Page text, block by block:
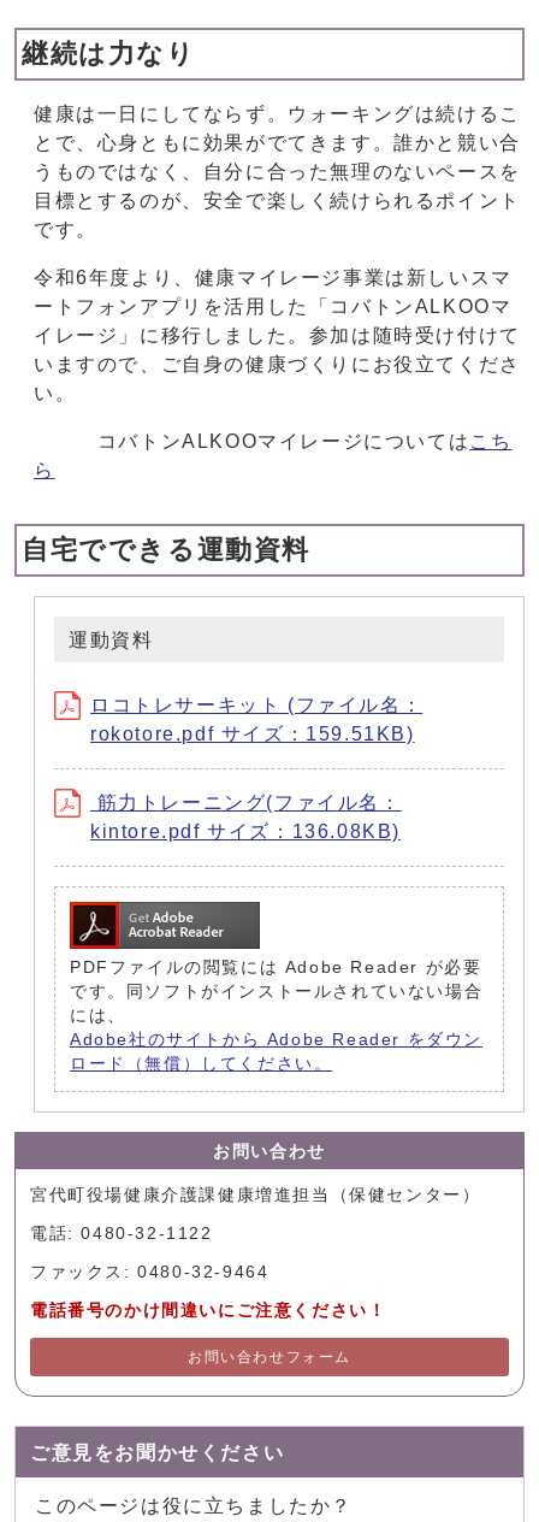
継続は力なり
健康は一日にしてならず。ウォーキングは続けるこ
とで、心身ともに効果がでてきます。誰かと競い合
うものではなく、自分に合った無理のないペースを
目標とするのが、安全で楽しく続けられるポイント
です。
令和6年度より、健康マイレージ事業は新しいスマ
ートフォンアプリを活用した「コバトンALKOOマ
イレージ」に移行しました。参加は随時受け付けて
いますので、ご自身の健康づくりにお役立てくださ
い。
コバトンALKOOマイレージについては こち
ら
自宅でできる運動資料
運動資料
ロコトレサーキット (ファイル名：
rokotore.pdf サイズ：159.51KB)
筋力トレーニング(ファイル名：
kintore.pdf サイズ：136.08KB)
PDFファイルの閲覧には Adobe Reader が必要
です。同ソフトがインストールされていない場合
には、
Adobe社のサイトから Adobe Reader をダウン
ロード（無償）してください。
お問い合わせ
宮代町役場健康介護課健康増進担当（保健センター）
電話: 0480-32-1122
ファックス: 0480-32-9464
電話番号のかけ間違いにご注意ください！
お問い合わせフォーム
ご意見をお聞かせください
このページは役に立ちましたか？